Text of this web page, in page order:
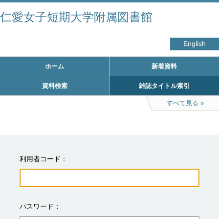
仁愛女子短期大学附属図書館
English
ホーム 新着資料
資料検索 雑誌タイトル索引
すべて見る
利用者コード
パスワード